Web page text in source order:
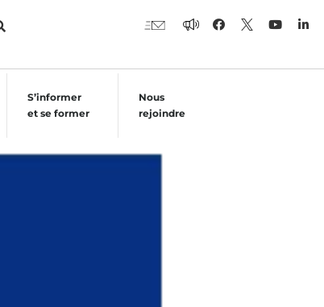
S’informer
et se former
Nous
rejoindre